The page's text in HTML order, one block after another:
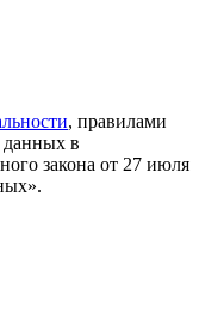
, правилами
данных в
закона от 27 июля